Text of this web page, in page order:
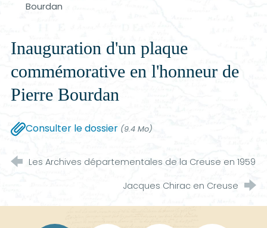
Bourdan
Inauguration d'un plaque
commémorative en l'honneur de
Pierre Bourdan
Consulter le dossier (9.4 Mo)
Les Archives départementales de la Creuse en 1959
Jacques Chirac en Creuse